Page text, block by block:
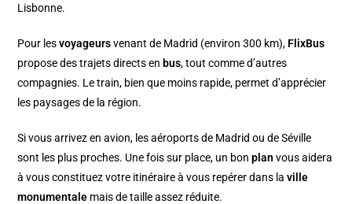
Lisbonne.
Pour lesvoyageursvenant de Madrid (environ 300 km), FlixBus
propose des trajets directs enbus, tout comme d’autres
compagnies. Le train, bien que moins rapide, permet d’apprécier
les paysages de la région.
Si vous arrivez en avion, les aéroports de Madrid ou de Séville
sont les plus proches. Une fois sur place, un bonplan vous aidera
à vous constituez votre itinéraire à vous repérer dans laville
monumentale mais de taille assez réduite.